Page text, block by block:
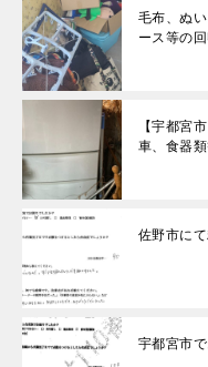
毛布、ぬ
ース等の
【宇都宮
車、食器
佐野市に
宇都宮市